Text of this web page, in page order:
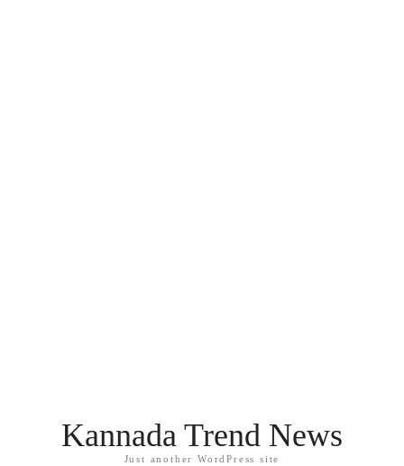
Kannada Trend News
Just another WordPress site